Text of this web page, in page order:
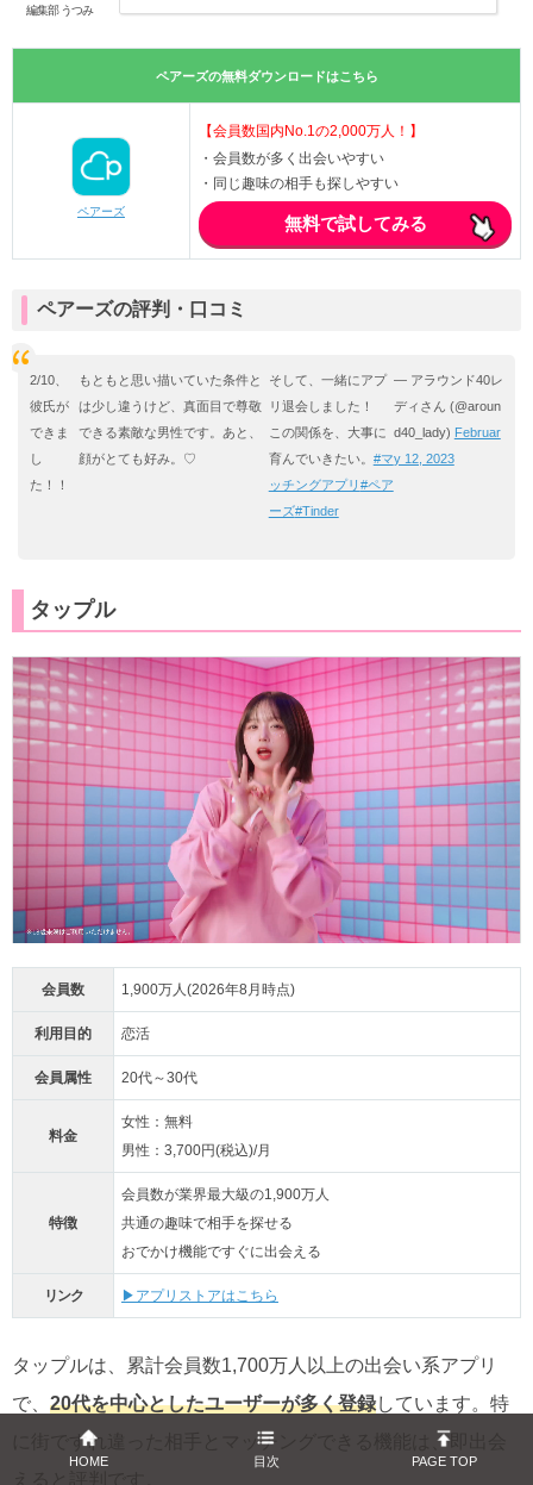
編集部 うつみ
ペアーズの無料ダウンロードはこちら
ペアーズ
【会員数国内No.1の2,000万人！】
・会員数が多く出会いやすい
・同じ趣味の相手も探しやすい
無料で試してみる
ペアーズの評判・口コミ
2/10、
彼氏が
できま
し
た！！
もともと思い描いていた条件と
は少し違うけど、真面目で尊敬
できる素敵な男性です。あと、
顔がとても好み。♡
そして、一緒にアプ
リ退会しました！
この関係を、大事に
育んでいきたい。 #マ
ッチングアプリ #ペア
ーズ#Tinder
— アラウンド40レ
ディさん (@aroun
d40_lady) Februar
y 12, 2023
タップル
会員数 1,900万人(2026年8月時点)
利用目的 恋活
会員属性 20代～30代
料金
女性：無料
男性：3,700円(税込)/月
特徴
会員数が業界最大級の1,900万人
共通の趣味で相手を探せる
おでかけ機能ですぐに出会える
リンク ▶アプリストアはこちら
タップルは、累計会員数1,700万人以上の出会い系アプリ
で、 20代を中心としたユーザーが多く登録しています。特
に街ですれ違った相手とマッチングできる機能は、即出会
HOME 目次 PAGE TOP